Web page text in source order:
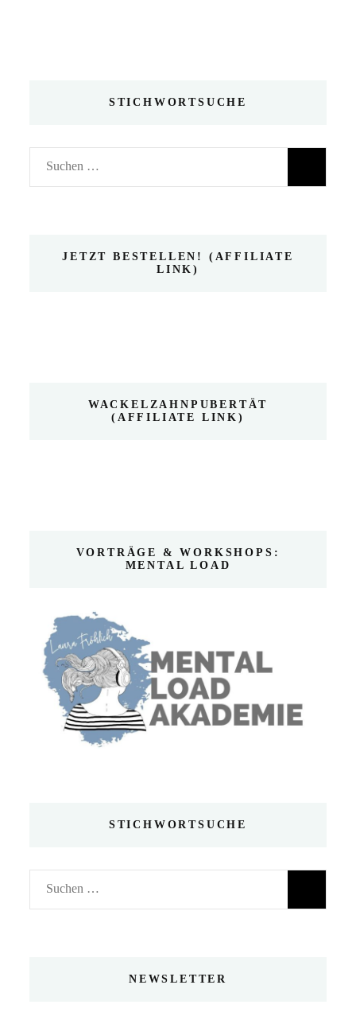
STICHWORTSUCHE
Suchen
nach:
JETZT BESTELLEN! (AFFILIATE
LINK)
WACKELZAHNPUBERTÄT
(AFFILIATE LINK)
VORTRÄGE & WORKSHOPS:
MENTAL LOAD
STICHWORTSUCHE
Suchen
nach:
NEWSLETTER